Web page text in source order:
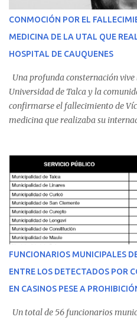
CONMOCIÓN POR EL
MEDICINA DE LA UTAL QUE
HOSPITAL DE CAUQUENES
Una profunda consternación
Universidad de Talca y la
confirmarse el fallecimiento de
medicina que realizaba su
malestares físicos. Dada la
equipo médico determinó su
Regional de Talca y dado la
Talca con escolta de Carabineros.
estudiante de medicina de 25
del personal de emergencia
recibir atención especializada en el
conoció la gravedad de su
Villarrica— se trasladaron a
evolución favorable. No obstante,
FUNCIONARIOS MUNICIPALES
ENTRE LOS DETECTADOS POR
EN CASINOS PESE A
Un total de 56 funcionarios